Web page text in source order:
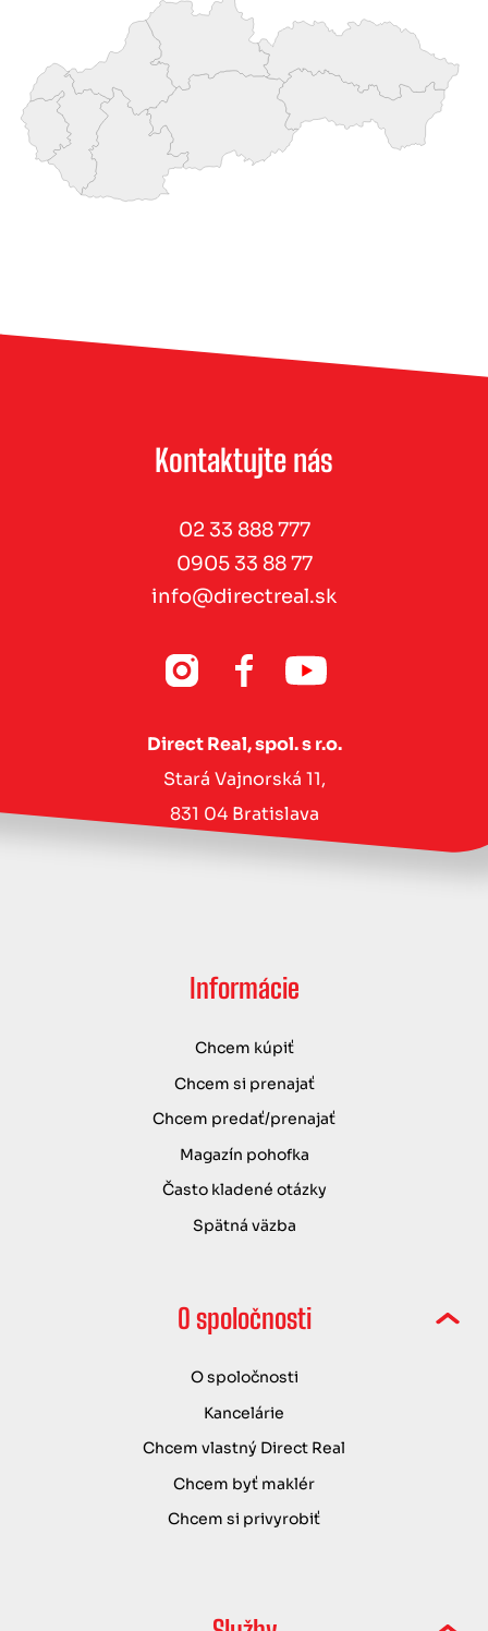
Kontaktujte nás
02 33 888 777
0905 33 88 77
info@directreal.sk
Direct Real, spol. s r.o.
Stará Vajnorská 11,
831 04 Bratislava
Informácie
Chcem kúpiť
Chcem si prenajať
Chcem predať/prenajať
Magazín pohofka
Často kladené otázky
Spätná väzba
O spoločnosti
O spoločnosti
Kancelárie
Chcem vlastný Direct Real
Chcem byť maklér
Chcem si privyrobiť